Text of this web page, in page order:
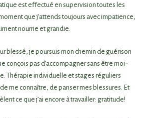
est effectué en supervision toutes les
que j’attends toujours avec impatience,
nourrie et grandie.
blessé, je poursuis mon chemin de guérison
conçois pas d’accompagner sans être moi-
Thérapie individuelle et stages réguliers
me connaître, de panser mes blessures. Et
ce que j’ai encore à travailler: gratitude!